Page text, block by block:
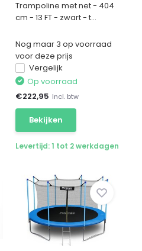
Trampoline met net - 404
cm - 13 FT - zwart - t...
Nog maar 3 op voorraad
voor deze prijs
Vergelijk
Op voorraad
€222,95 Incl. btw
Bekijken
Levertijd: 1 tot 2 werkdagen